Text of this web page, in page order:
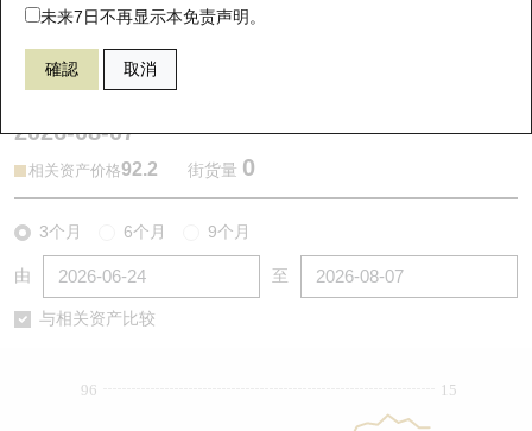
未来7日不再显示本免责声明。
確認 取消
62506 瑞银牛证 3690 美团
2026-08-07
相关资产价格92.2 街货量 0
3个月 6个月 9个月
由 至
与相关资产比较
15
96
即将到期认股证
认股证到期结算价查找
认股证分析仪
认股证/牛熊证日志
牛熊证街货分布图
正股牛熊证列表
新发行瑞银牛熊证
牛熊证到期结算价查找
十天股证占大市成交
资金流
街货统计
恒指成份股
国指成份股
科指成份股
中资ETFs溢价比较
讲座及教育短片
认股证投资者教育
牛熊证投资者教育